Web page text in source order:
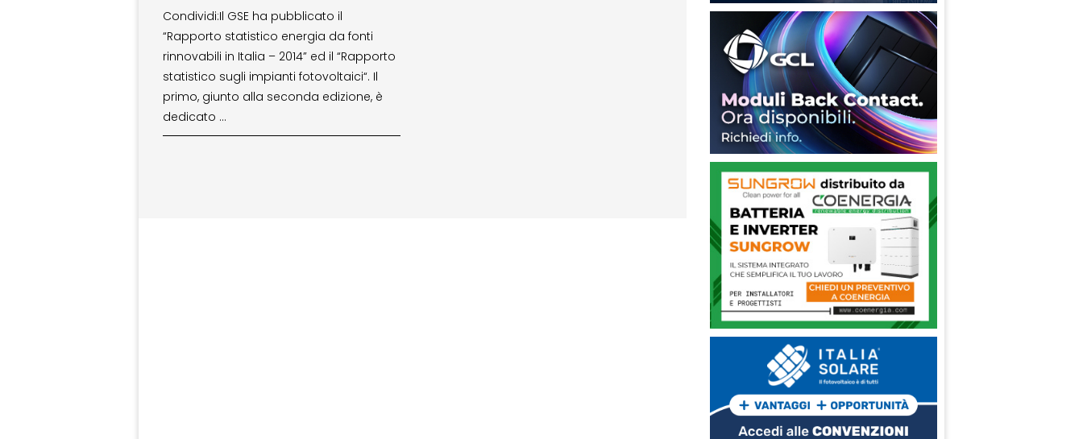
Condividi:Il GSE ha pubblicato il
“Rapporto statistico energia da fonti
rinnovabili in Italia – 2014” ed il “Rapporto
statistico sugli impianti fotovoltaici“. Il
primo, giunto alla seconda edizione, è
dedicato …